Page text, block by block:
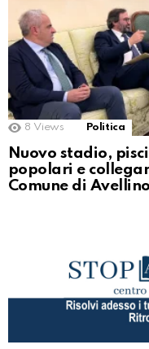
8 Views Politica
Nuovo stadio,
popolari e
Comune di